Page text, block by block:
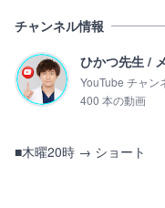
チャンネル情報
ひかつ先生 /
YouTube チャン
400 本の動画
■木曜20時 → ショート